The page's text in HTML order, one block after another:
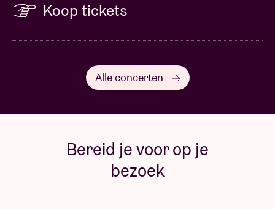
Koop tickets
Alle concerten
Bereid je voor op je
bezoek